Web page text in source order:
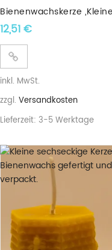
Bienenwachskerze
12,51€
inkl. MwSt.
zzgl. Versandkosten
Lieferzeit: 3-5 Werktage